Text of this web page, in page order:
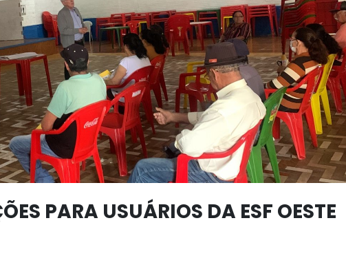
PARA USUÁRIOS DA ESF OESTE